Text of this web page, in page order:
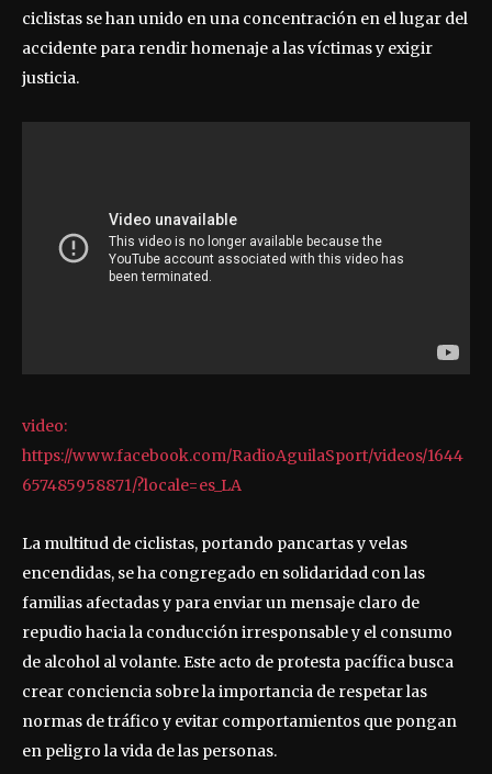
ciclistas se han unido en una concentración en el lugar del
accidente para rendir homenaje a las víctimas y exigir
justicia.
video:
https://www.facebook.com/RadioAguilaSport/videos/1644
657485958871/?locale=es_LA
La multitud de ciclistas, portando pancartas y velas
encendidas, se ha congregado en solidaridad con las
familias afectadas y para enviar un mensaje claro de
repudio hacia la conducción irresponsable y el consumo
de alcohol al volante. Este acto de protesta pacífica busca
crear conciencia sobre la importancia de respetar las
normas de tráfico y evitar comportamientos que pongan
en peligro la vida de las personas.